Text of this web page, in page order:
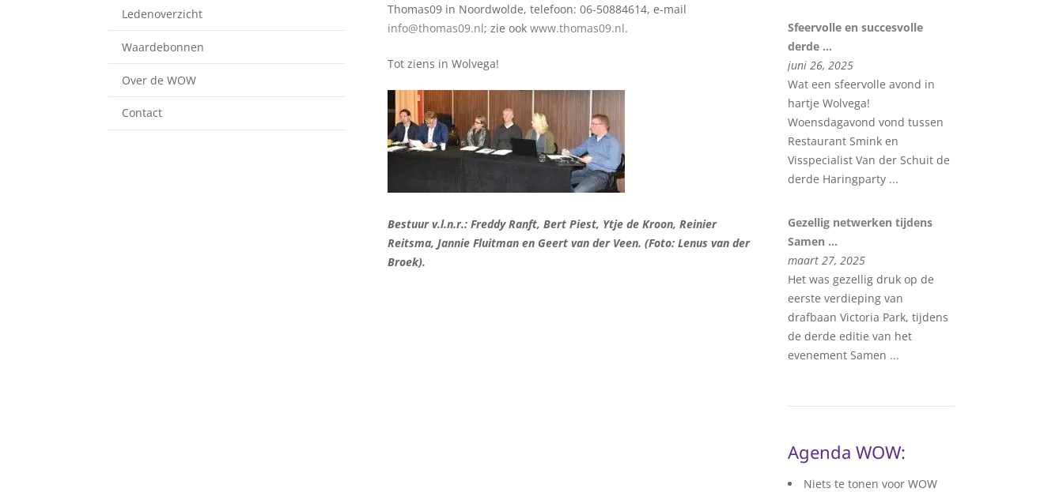
Thomas09 in Noordwolde, telefoon: 06-50884614, e-mail
info@thomas09.nl; zie ookwww.thomas09.nl.
Tot ziens in Wolvega!
Bestuur v.l.n.r.: Freddy Ranft, Bert Piest, Ytje de Kroon, Reinier
Reitsma, Jannie Fluitman en Geert van der Veen.(Foto: Lenus van der
Broek).
Sfeervolle en succesvolle
derde ...
juni 26, 2025
Wat een sfeervolle avond in
hartje Wolvega!
Woensdagavond vond tussen
Restaurant Smink en
Visspecialist Van der Schuit de
derde Haringparty ...
Gezellig netwerken tijdens
Samen ...
maart 27, 2025
Het was gezellig druk op de
eerste verdieping van
drafbaan Victoria Park, tijdens
de derde editie van het
evenement Samen ...
Agenda WOW:
Niets te tonen voor WOW
Ledenoverzicht
Waardebonnen
Over de WOW
Contact